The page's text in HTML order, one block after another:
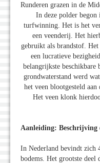
Runderen grazen in de
In deze polder begon
turfwinning. Het is het
een veenderij. Het
gebruikt als brandstof. Het
een lucratieve
belangrijkste beschikbare
grondwaterstand werd
het veen blootgesteld
Het veen klonk
Aanleiding: Beschrijving
In Nederland bevindt zich
bodems. Het grootste deel